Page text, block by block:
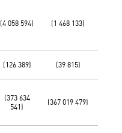
(4 058 594) (1 468 133)
(126 389) (39 815)
(373 634
541)
(367 019 479)